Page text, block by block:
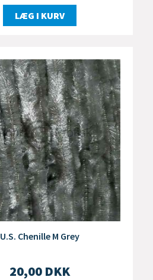
LÆG I KURV
U.S. Chenille M Grey
20,00 DKK